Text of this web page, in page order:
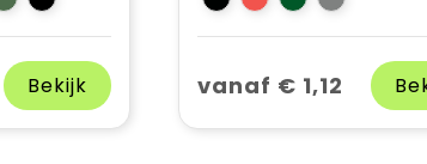
Bekijk vanaf € 1,12